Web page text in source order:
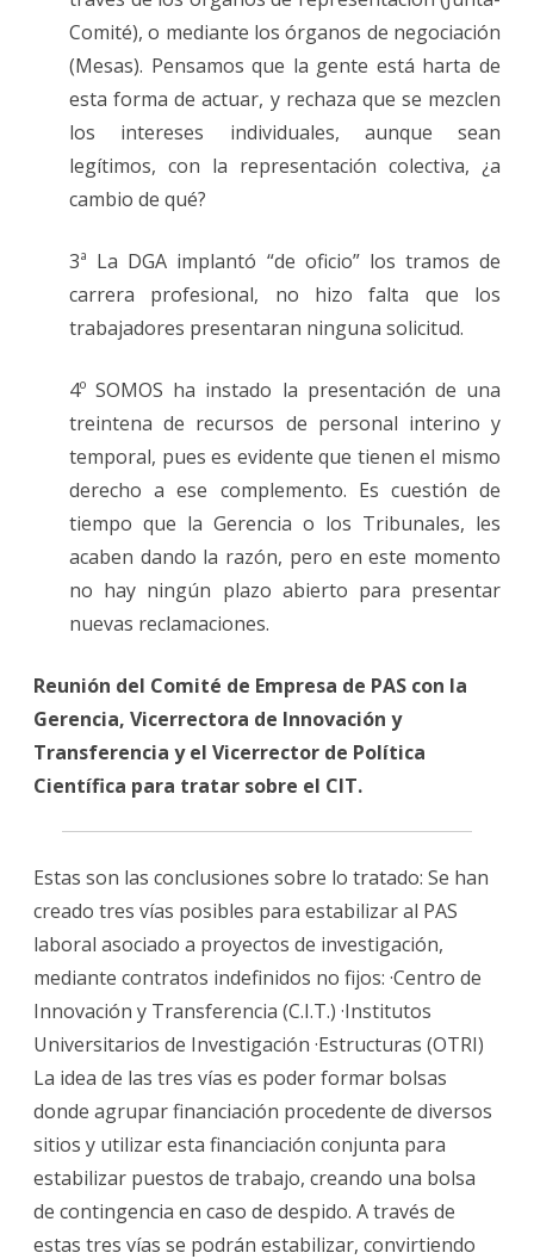
Comité), o mediante los órganos de negociación
(Mesas). Pensamos que la gente está harta de
esta forma de actuar, y rechaza que se mezclen
los intereses individuales, aunque sean
legítimos, con la representación colectiva, ¿a
cambio de qué?
3ª La DGA implantó “de oficio” los tramos de
carrera profesional, no hizo falta que los
trabajadores presentaran ninguna solicitud.
4º SOMOS ha instado la presentación de una
treintena de recursos de personal interino y
temporal, pues es evidente que tienen el mismo
derecho a ese complemento. Es cuestión de
tiempo que la Gerencia o los Tribunales, les
acaben dando la razón, pero en este momento
no hay ningún plazo abierto para presentar
nuevas reclamaciones.
Reunión del Comité de Empresa de PAS con la
Gerencia, Vicerrectora de Innovación y
Transferencia y el Vicerrector de Política
Científica para tratar sobre el CIT.
Estas son las conclusiones sobre lo tratado: Se han
creado tres vías posibles para estabilizar al PAS
laboral asociado a proyectos de investigación,
mediante contratos indefinidos no fijos: ·Centro de
Innovación y Transferencia (C.I.T.) ·Institutos
Universitarios de Investigación ·Estructuras (OTRI)
La idea de las tres vías es poder formar bolsas
donde agrupar financiación procedente de diversos
sitios y utilizar esta financiación conjunta para
estabilizar puestos de trabajo, creando una bolsa
de contingencia en caso de despido. A través de
estas tres vías se podrán estabilizar, convirtiendo